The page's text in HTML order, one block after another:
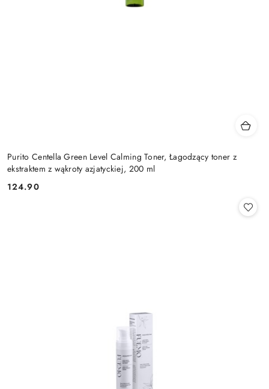
Purito Centella Green Level Calming Toner, Łagodzący toner z
ekstraktem z wąkroty azjatyckiej, 200 ml
Cena:
124.90